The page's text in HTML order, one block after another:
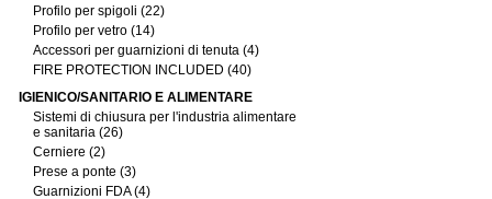
Profilo per spigoli (22)
Profilo per vetro (14)
Accessori per guarnizioni di tenuta (4)
FIRE PROTECTION INCLUDED (40)
IGIENICO/SANITARIO E ALIMENTARE
Sistemi di chiusura per l'industria alimentare
e sanitaria (26)
Cerniere (2)
Prese a ponte (3)
Guarnizioni FDA (4)